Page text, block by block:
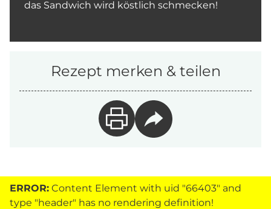
das Sandwich wird köstlich schmecken!
Rezept merken & teilen
ERROR: Content Element with uid "66403" and
type "header" has no rendering definition!